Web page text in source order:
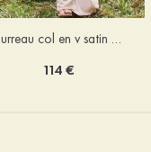
Fourreau col en v satin extensible ras du sol robe de demoiselle d'honneur
114 €